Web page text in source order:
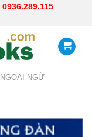
0936.289.115
NGOẠI NGỮ